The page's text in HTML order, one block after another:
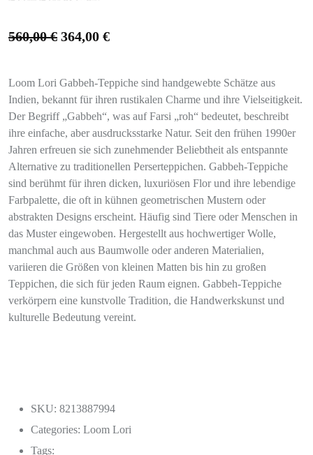
560,00€ 364,00 €
Loom Lori Gabbeh-Teppiche sind handgewebte Schätze aus
Indien, bekannt für ihren rustikalen Charme und ihre Vielseitigkeit.
Der Begriff „Gabbeh“, was auf Farsi „roh“ bedeutet, beschreibt
ihre einfache, aber ausdrucksstarke Natur. Seit den frühen 1990er
Jahren erfreuen sie sich zunehmender Beliebtheit als entspannte
Alternative zu traditionellen Perserteppichen. Gabbeh-Teppiche
sind berühmt für ihren dicken, luxuriösen Flor und ihre lebendige
Farbpalette, die oft in kühnen geometrischen Mustern oder
abstrakten Designs erscheint. Häufig sind Tiere oder Menschen in
das Muster eingewoben. Hergestellt aus hochwertiger Wolle,
manchmal auch aus Baumwolle oder anderen Materialien,
variieren die Größen von kleinen Matten bis hin zu großen
Teppichen, die sich für jeden Raum eignen. Gabbeh-Teppiche
verkörpern eine kunstvolle Tradition, die Handwerkskunst und
kulturelle Bedeutung vereint.
SKU: 8213887994
Categories: Loom Lori
Tags: